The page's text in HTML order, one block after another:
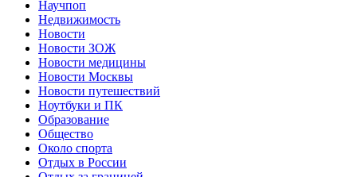
Научпоп
Недвижимость
Новости
Новости ЗОЖ
Новости медицины
Новости Москвы
Новости путешествий
Ноутбуки и ПК
Образование
Общество
Около спорта
Отдых в России